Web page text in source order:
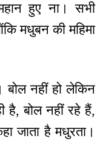
हुए ना। सभी
मधुबन की महिमा
बोल नहीं हो लेकिन
है, बोल नहीं रहे हैं,
जाता है मधुरता।